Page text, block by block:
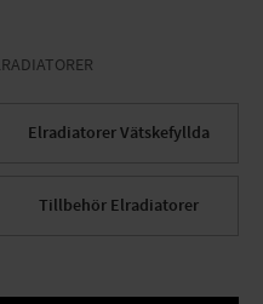
Elradiatorer Vätskefyllda
Tillbehör Elradiatorer